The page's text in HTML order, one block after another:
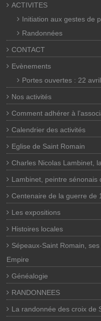
ACTIVITES
Initiation aux gestes de
Randonnées
CONTACT
Evènements
Portes ouvertes : 22
Nos activités
Comment adhérer à
Calendrier des activités
Eglise de Saint Romain
Charles Nicolas Lambinet,
Lambinet, peintre sénonais
Centenaire de la guerre de
Les expositions
Histoires locales
Sépeaux-Saint Romain,
Empire
Généalogie
RANDONNEES
La randonnée des croix de